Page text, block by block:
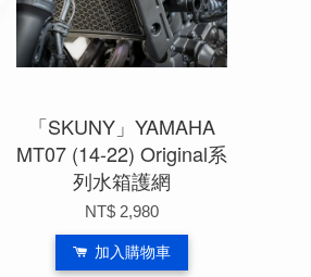
「SKUNY」YAMAHA
MT07 (14-22) Original系
列水箱護網
NT$ 2,980
加入購物車